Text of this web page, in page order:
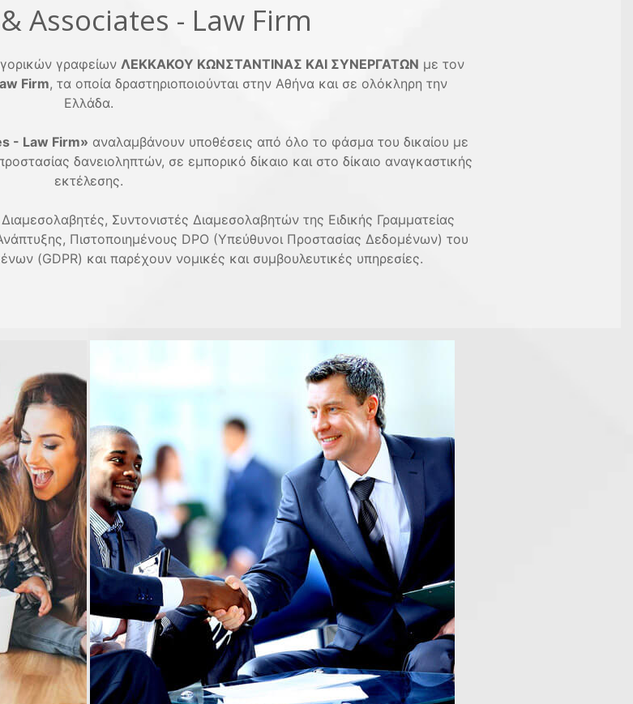
Associates - Law Firm
γραφείων ΛΕΚΚΑΚΟΥ ΚΩΝΣΤΑΝΤΙΝΑΣ ΚΑΙ ΣΥΝΕΡΓΑΤΩΝ με τον
Firm, τα οποία δραστηριοποιούνται στην Αθήνα και σε ολόκληρη την
Ελλάδα.
- Law Firm» αναλαμβάνουν υποθέσεις από όλο το φάσμα του δικαίου με
δανειοληπτών, σε εμπορικό δίκαιο και στο δίκαιο αναγκαστικής
εκτέλεσης.
Συντονιστές Διαμεσολαβητών της Ειδικής Γραμματείας
Πιστοποιημένους DPO (Υπεύθυνοι Προστασίας Δεδομένων) του
(GDPR) και παρέχουν νομικές και συμβουλευτικές υπηρεσίες.